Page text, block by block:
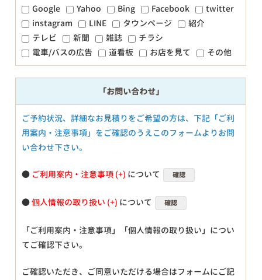
Google Yahoo Bing Facebook
twitter
instagram
LINE タウンページ
紹介
テレビ
新聞 雑誌
チラシ
電車/バスの広告
道看板 お店を見て その他
「お問い合わせ」
ご予約状況、詳細なお見積りをご希望の方は、下記「ご利
用案内・注意事項」をご確認のうえこのフォームよりお問
い合わせ下さい。
● ご利用案内・注意事項 について 確認
●個人情報の取り扱い について 確認
「ご利用案内・注意事項」「個人情報の取り扱い」につい
てご確認下さい。
ご確認いただき、ご同意いただける場合はフォームにご記